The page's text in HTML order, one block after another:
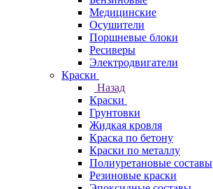
Медицинские
Осушители
Поршневые блоки
Ресиверы
Электродвигатели
Краски
Назад
Краски
Грунтовки
Жидкая кровля
Краска по бетону
Краски по металлу
Полиуретановые составы
Резиновые краски